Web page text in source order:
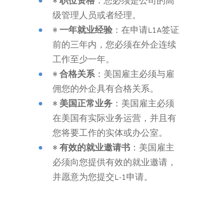
级管理人员或者经理。
•一年就业经验：在申请L1A签证
前的三年内，您必须在外企连续
工作至少一年。
•合格关系：美国雇主必须与雇
佣您的外企具有合格关系。
•美国正常业务 ：美国雇主必须
在美国有实际业务运营，并且有
您将要工作的实体或办公室。
•有效的就业邀请书 ：美国雇主
必须向您提供有效的就业邀请，
并愿意为您提交L-1申请。